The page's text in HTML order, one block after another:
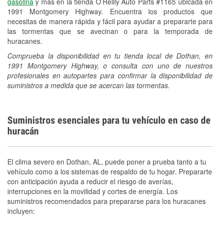
1991 Montgomery Highway. Encuentra los productos que
necesitas de manera rápida y fácil para ayudar a prepararte para
las tormentas que se avecinan o para la temporada de
huracanes.
Comprueba la disponibilidad en tu tienda local de Dothan, en
1991 Montgomery Highway, o consulta con uno de nuestros
profesionales en autopartes para confirmar la disponibilidad de
suministros a medida que se acercan las tormentas.
Suministros esenciales para tu vehículo en caso de
huracán
El clima severo en Dothan, AL, puede poner a prueba tanto a tu
vehículo como a los sistemas de respaldo de tu hogar. Prepararte
con anticipación ayuda a reducir el riesgo de averías,
interrupciones en la movilidad y cortes de energía. Los
suministros recomendados para prepararse para los huracanes
incluyen: